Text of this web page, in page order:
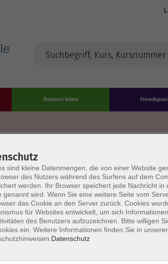
Bewusst leben
Die
der
AGB Datenschutzerklärung Impressum
sind kleine Datenmengen, die von einer Website
des Nutzers während des Surfens auf dem
werden. Ihr Browser speichert jede Nachricht in
genannt wird. Wenn Sie eine weitere Seite vom
das Cookie an den Server zurück. Cookies
für Websites entwickelt, um sich
des Benutzers aufzuzeichnen. Bitte willigen
ein. Weitere Informationen finden Sie in
Datenschutz